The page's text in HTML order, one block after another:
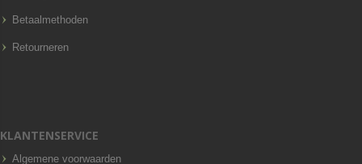
Betaalmethoden
Retourneren
KLANTENSERVICE
Algemene voorwaarden